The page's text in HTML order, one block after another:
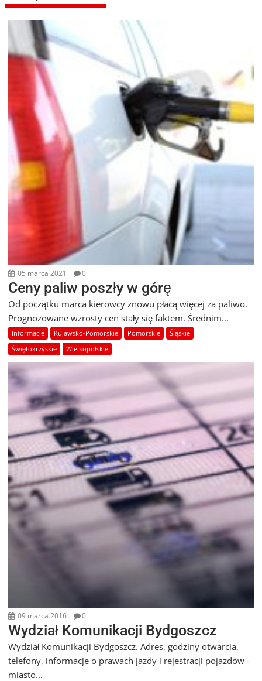
05 marca 2021 0
Ceny paliw poszły w górę
Od początku marca kierowcy znowu płacą więcej za paliwo.
Prognozowane wzrosty cen stały się faktem. Średnim...
Informacje Kujawsko-Pomorskie Pomorskie
Śląskie
Świętokrzyskie
Wielkopolskie
09 marca 2016 0
Wydział Komunikacji Bydgoszcz
Wydział Komunikacji Bydgoszcz. Adres, godziny otwarcia,
telefony, informacje o prawach jazdy i rejestracji pojazdów -
miasto...